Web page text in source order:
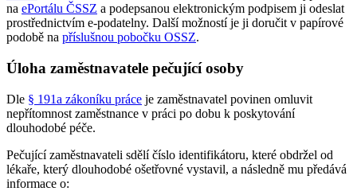
na ePortálu ČSSZ a podepsanou elektronickým podpisem ji odeslat
prostřednictvím e-podatelny. Další možností je ji doručit v papírové
podobě na příslušnou pobočku OSSZ.
Úloha zaměstnavatele pečující osoby
Dle § 191a zákoníku práce je zaměstnavatel povinen omluvit
nepřítomnost zaměstnance v práci po dobu k poskytování
dlouhodobé péče.
Pečující zaměstnavateli sdělí číslo identifikátoru, které obdržel od
lékaře, který dlouhodobé ošetřovné vystavil, a následně mu předává
informace o: